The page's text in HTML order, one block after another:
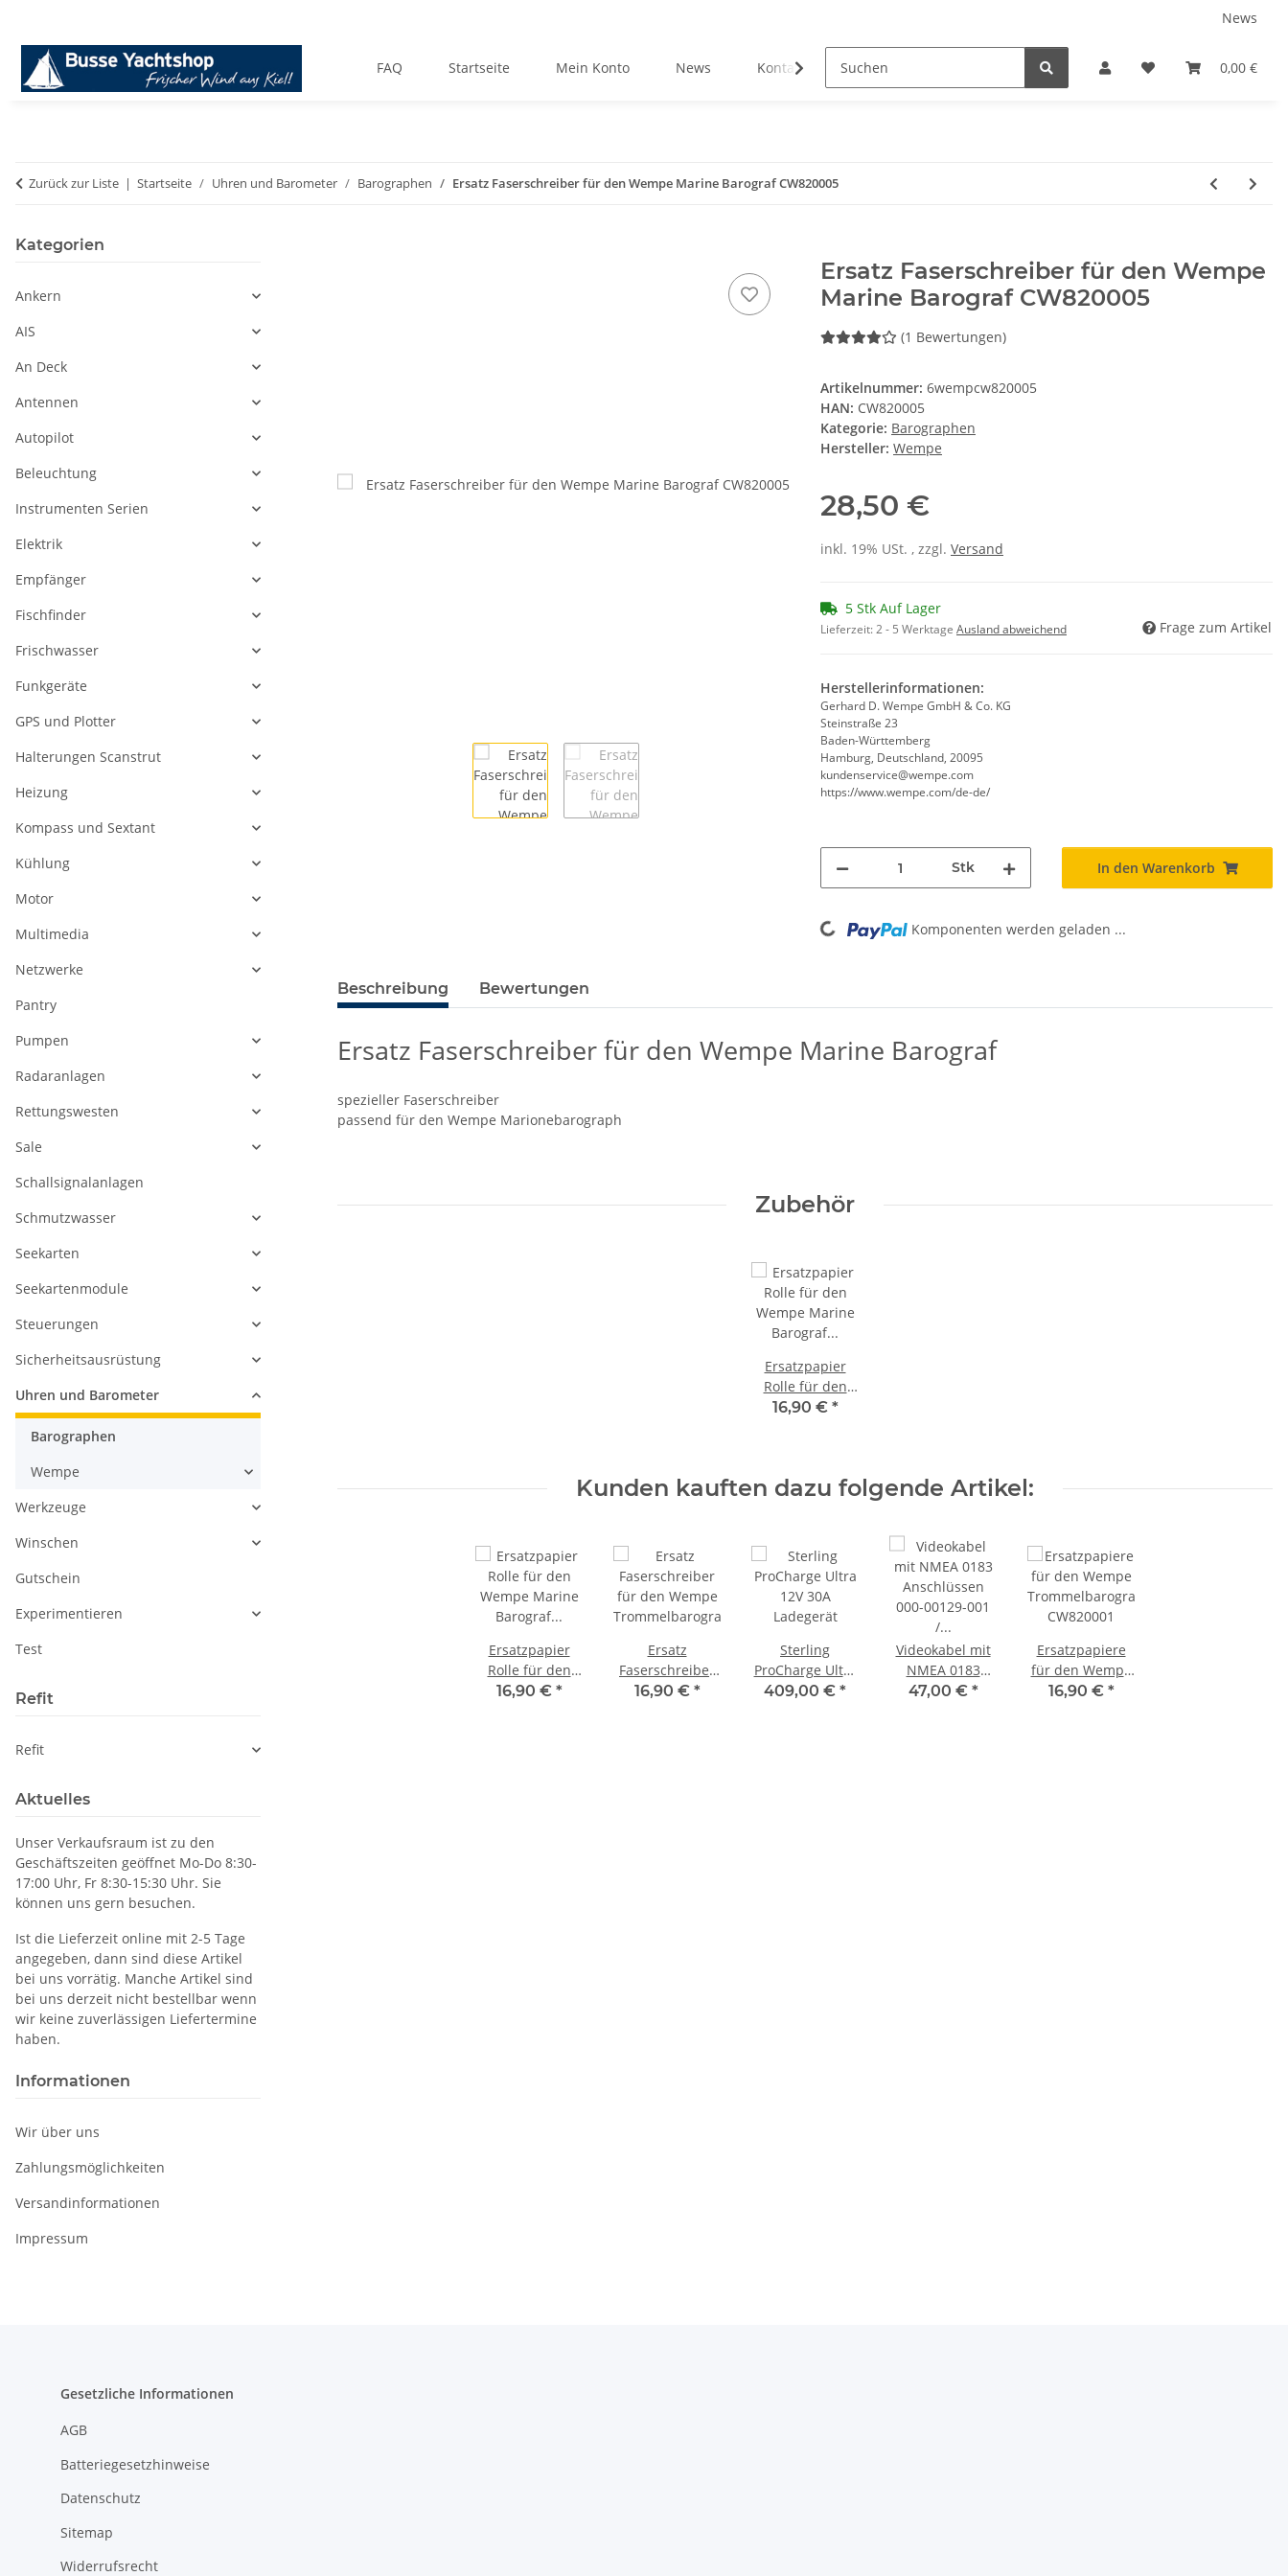
News
0,00 €
FAQ Startseite Mein Konto News Kontakt Service
Zurück zur Liste Startseite Uhren und Barometer Barographen Ersatz Faserschreiber für den Wempe Marine Barograf CW820005
Ersatz Faserschreiber für den Wempe
Marine Barograf CW820005
(1 Bewertungen)
Artikelnummer: 6wempcw820005
HAN: CW820005
Kategorie: Barographen
Hersteller: Wempe
28,50 €
inkl. 19% USt. , zzgl. Versand
5 Stk Auf Lager
Lieferzeit:2 - 5 Werktage Ausland abweichend Frage zum Artikel
Herstellerinformationen:
Gerhard D. Wempe GmbH & Co. KG
Steinstraße 23
Baden-Württemberg
Hamburg, Deutschland, 20095
kundenservice@wempe.com
https://www.wempe.com/de-de/
Stk In den Warenkorb
Loading... Komponenten werden geladen ...
Beschreibung Bewertungen
Ersatz Faserschreiber für den Wempe Marine Barograf
spezieller Faserschreiber
passend für den Wempe Marionebarograph
Zubehör
Ersatzpapier
Rolle für den
Wempe Marine
16,90 € *
Kunden kauften dazu folgende Artikel:
Ersatzpapier
Rolle für den
Wempe Marine
16,90 € *
Ersatz
Faserschreiber
für den Wempe
16,90 € *
Sterling
ProCharge Ultra
12V 30A
409,00 € *
Videokabel mit
NMEA 0183
Anschlüssen
47,00 € *
Ersatzpapiere
für den Wempe
Trommelbarograph,
16,90 € *
Kategorien
Ankern
AIS
An Deck
Antennen
Autopilot
Beleuchtung
Instrumenten Serien
Elektrik
Empfänger
Fischfinder
Frischwasser
Funkgeräte
GPS und Plotter
Halterungen Scanstrut
Heizung
Kompass und Sextant
Kühlung
Motor
Multimedia
Netzwerke
Pantry
Pumpen
Radaranlagen
Rettungswesten
Sale
Schallsignalanlagen
Schmutzwasser
Seekarten
Seekartenmodule
Steuerungen
Sicherheitsausrüstung
Uhren und Barometer
Barographen
Wempe
Werkzeuge
Winschen
Gutschein
Experimentieren
Test
Refit
Refit
Aktuelles
Unser Verkaufsraum ist zu den
Geschäftszeiten geöffnet Mo-Do 8:30-
17:00 Uhr, Fr 8:30-15:30 Uhr. Sie
können uns gern besuchen.
Ist die Lieferzeit online mit 2-5 Tage
angegeben, dann sind diese Artikel
bei uns vorrätig. Manche Artikel sind
bei uns derzeit nicht bestellbar wenn
wir keine zuverlässigen Liefertermine
haben.
Informationen
Wir über uns
Zahlungsmöglichkeiten
Versandinformationen
Impressum
Gesetzliche Informationen
AGB
Batteriegesetzhinweise
Datenschutz
Sitemap
Widerrufsrecht